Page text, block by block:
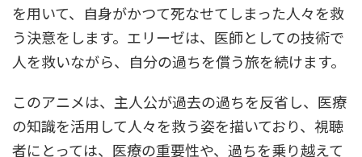
を用いて、自身がかつて死なせてしまった人々を救
う決意をします。エリーゼは、医師としての技術で
人を救いながら、自分の過ちを償う旅を続けます。
このアニメは、主人公が過去の過ちを反省し、医療
の知識を活用して人々を救う姿を描いており、視聴
者にとっては、医療の重要性や、過ちを乗り越えて